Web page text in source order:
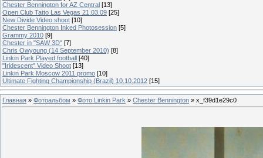
Chester Bennington for AZ Central [13]
Open Club Tatto Las Vegas 21.03.09 [25]
New Divide Video shoot [10]
Chester Bennington Inked Photosession [5]
Grammy 2010 [9]
Chester in "SAW 3D" [7]
Chris Owyoung (14 September 2010) [8]
Linkin Park Played football [40]
"Iridescent" Video Shoot [13]
Linkin Park Moscow 2011 promo [10]
Ultimate Fighting Championship (Brazil) 10.10.2012 [15]
Главная » Фотоальбом » Фото Linkin Park » Chester Bennington » x_f39d1e29c0